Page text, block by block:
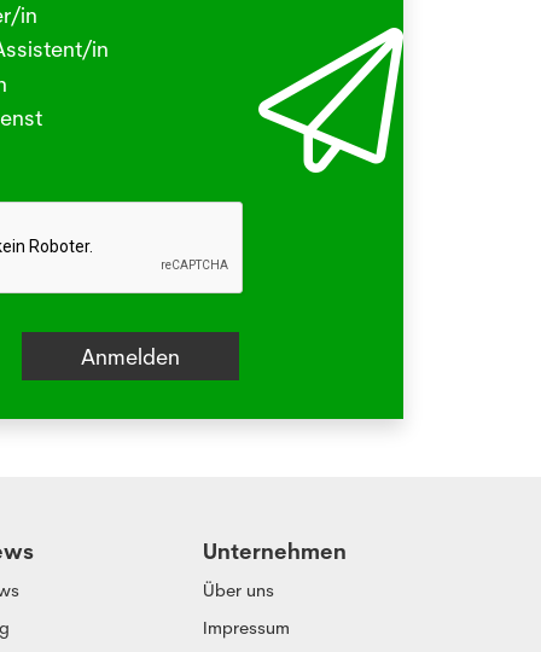
- Viele kleine Tierchen sind in den
unterwegs, die stechen
in
in
Unternehmen
Über uns
Impressum